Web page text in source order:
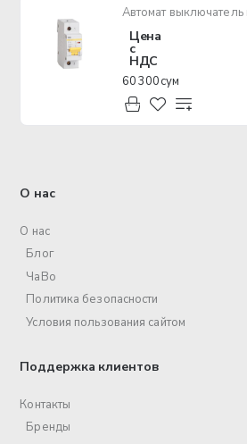
Цена
с
НДС
60 300 сум
О нас
О нас
Блог
ЧаВо
Политика безопасности
Условия пользования сайтом
Поддержка клиентов
Контакты
Бренды